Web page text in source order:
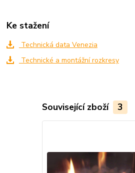
Ke stažení
Technická data Venezia
Technické a montážní rozkresy
Související zboží 3